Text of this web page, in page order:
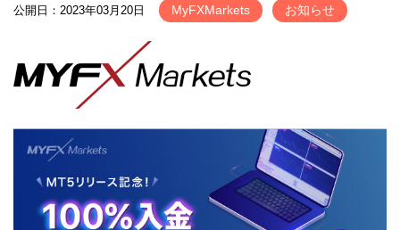
公開日：2023年03月20日 MyFXMarkets お知らせ